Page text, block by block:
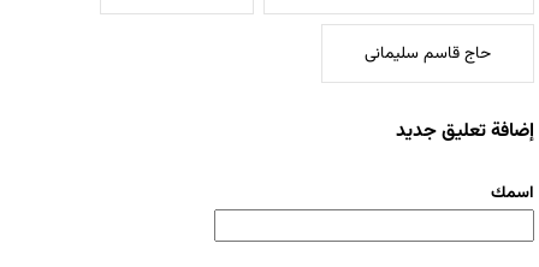
حاج قاسم سلیمانی
إضافة تعليق جديد
‏اسمك ‏